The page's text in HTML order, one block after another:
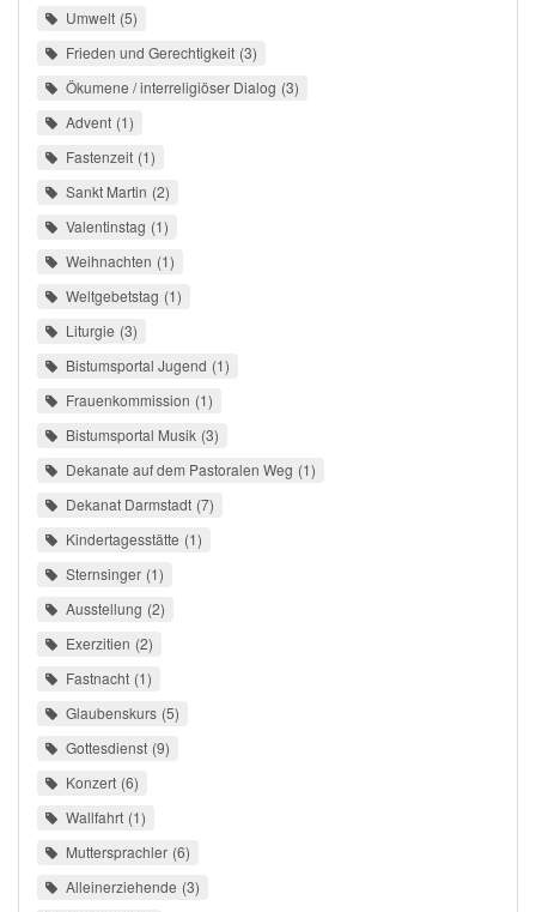
Umwelt 5
Frieden und Gerechtigkeit 3
Ökumene / interreligiöser Dialog 3
Advent 1
Fastenzeit 1
Sankt Martin 2
Valentinstag 1
Weihnachten 1
Weltgebetstag 1
Liturgie 3
Bistumsportal Jugend 1
Frauenkommission 1
Bistumsportal Musik 3
Dekanate auf dem Pastoralen Weg 1
Dekanat Darmstadt 7
Kindertagesstätte 1
Sternsinger 1
Ausstellung 2
Exerzitien 2
Fastnacht 1
Glaubenskurs 5
Gottesdienst 9
Konzert 6
Wallfahrt 1
Muttersprachler 6
Alleinerziehende 3